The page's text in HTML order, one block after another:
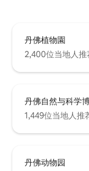
丹佛植物園
2,400位当地人推
丹佛自然与科学
1,449位当地人推
丹佛动物园